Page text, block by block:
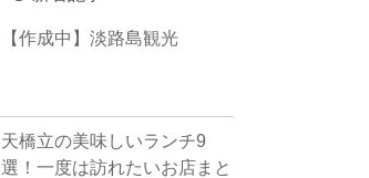
【作成中】淡路島観光
天橋立の美味しいランチ9
選！一度は訪れたいお店まと